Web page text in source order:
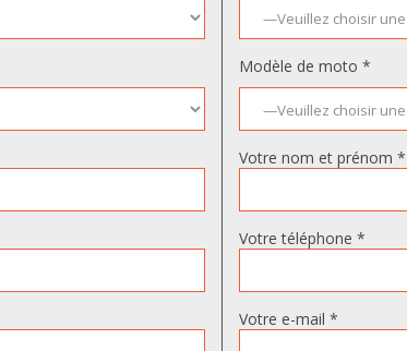
Modèle de moto *
Votre nom et prénom *
Votre téléphone *
Votre e-mail *